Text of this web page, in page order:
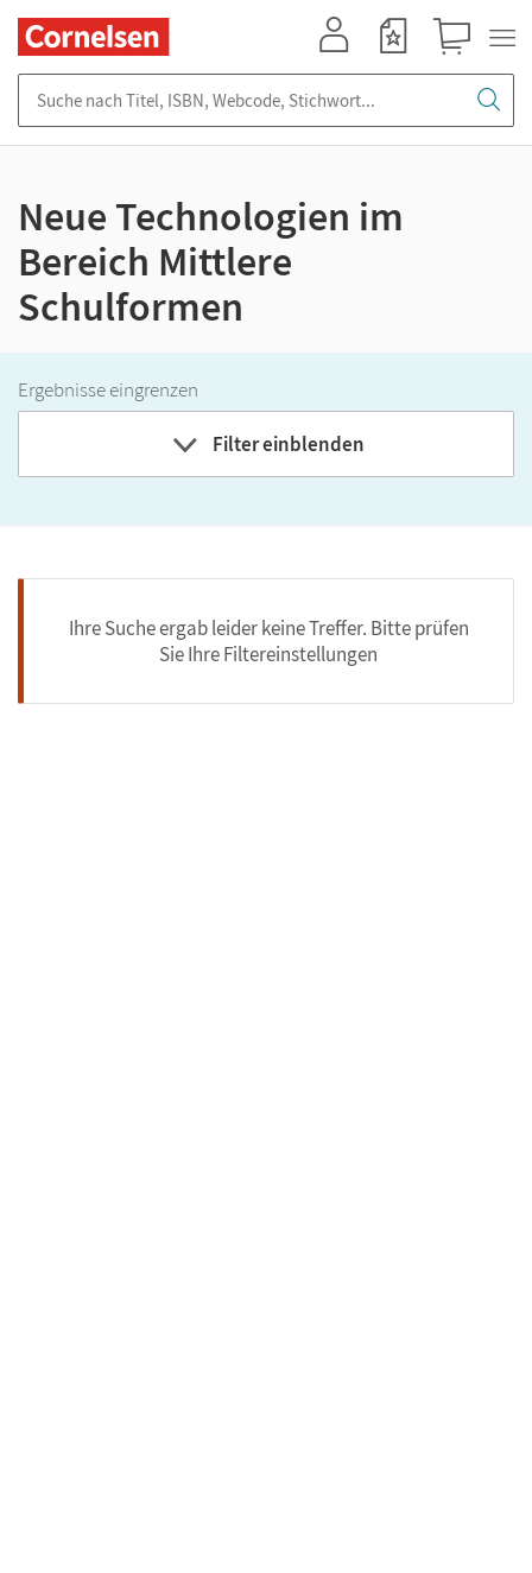
Neue Technologien im
Bereich Mittlere
Schulformen
Ergebnisse eingrenzen
Filter einblenden
Ihre Suche ergab leider keine Treffer. Bitte prüfen
Sie Ihre Filtereinstellungen